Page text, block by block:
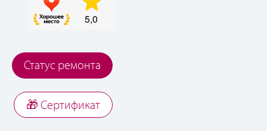
Статус ремонта
🎁 Cертификат